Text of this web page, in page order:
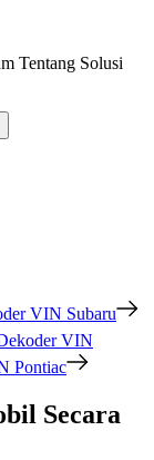
Tentang Solusi
VIN Subaru
VIN
Pontiac
Secara